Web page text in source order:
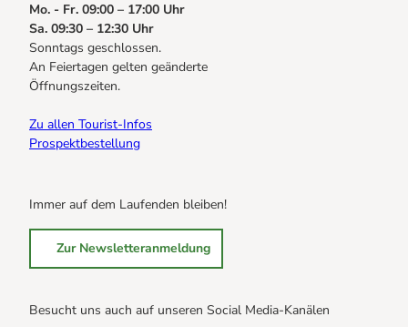
Mo. - Fr. 09:00 – 17:00 Uhr
Sa. 09:30 – 12:30 Uhr
Sonntags geschlossen.
An Feiertagen gelten geänderte
Öffnungszeiten.
Zu allen Tourist-Infos
Prospektbestellung
Immer auf dem Laufenden bleiben!
Zur Newsletteranmeldung
Besucht uns auch auf unseren Social Media-Kanälen